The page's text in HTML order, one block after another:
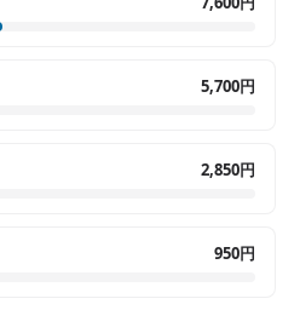
5,700円
2,850円
950円